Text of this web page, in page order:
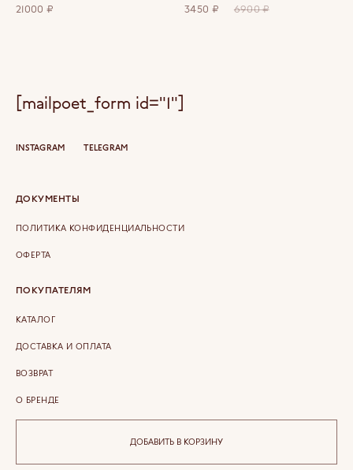
ДОБАВИТЬ В КОРЗИНУ
21000 ₽
3450 ₽
6900 ₽
ДОКУМЕНТЫ
ПОЛИТИКА КОНФИДЕНЦИАЛЬНОСТИ
ОФЕРТА
ПОКУПАТЕЛЯМ
КАТАЛОГ
ДОСТАВКА И ОПЛАТА
ВОЗВРАТ
О БРЕНДЕ
INSTAGRAM TELEGRAM
[mailpoet_form id="1"]
COPYRIGHT © 2026 ETERLIQUE